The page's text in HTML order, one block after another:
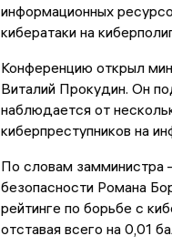
информационных
кибератаки на
Конференцию открыл
Виталий Прокудин. Он
наблюдается от
киберпреступников на
По словам замминистра
безопасности Романа
рейтинге по борьбе с
отставая всего на 0,01